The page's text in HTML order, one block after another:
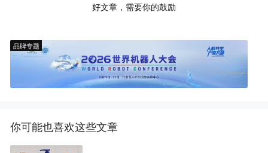
好文章，需要你的鼓励
品牌专题
你可能也喜欢这些文章